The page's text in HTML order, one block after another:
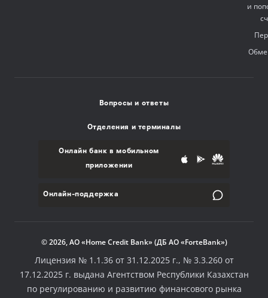
и
Вопросы и ответы
Отделения и терминалы
Онлайн банк в мобильном
приложении
Онлайн-поддержка
© 2026, АО «Home Credit Bank» (ДБ АО «ForteBank»)
Лицензия № 1.1.36 от 31.12.2025 г., № 3.3.260 от
17.12.2025 г. выдана Агентством Республики Казахстан
по регулированию и развитию финансового рынка